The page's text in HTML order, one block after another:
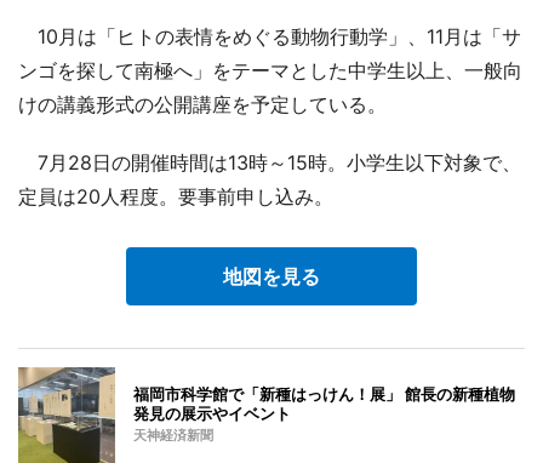
10月は「ヒトの表情をめぐる動物行動学」、11月は「サ
ンゴを探して南極へ」をテーマとした中学生以上、一般向
けの講義形式の公開講座を予定している。
7月28日の開催時間は13時～15時。小学生以下対象で、
定員は20人程度。要事前申し込み。
地図を見る
福岡市科学館で「新種はっけん！展」 館長の新種植物
発見の展示やイベント
天神経済新聞